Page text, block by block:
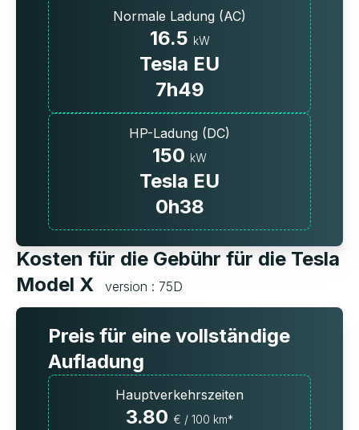
Normale Ladung (AC)
16.5 kW
Tesla EU
7h49
HP-Ladung (DC)
150 kW
Tesla EU
0h38
Kosten für die Gebühr für die Tesla
Model X
version : 75D
Preis für eine vollständige
Aufladung
Hauptverkehrszeiten
3.80 € / 100 km*